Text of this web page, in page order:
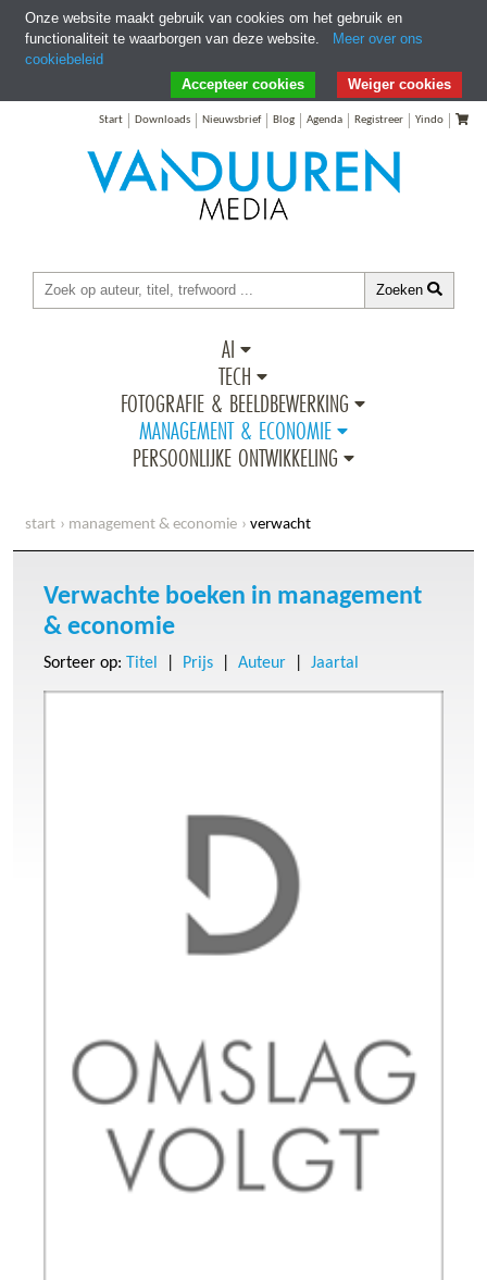
Ga direct naar Zoeken
Ga direct naar Inhoud
Start Downloads Nieuwsbrief Blog Agenda Registreer Yindo
Zoeken
AI
TECH
FOTOGRAFIE & BEELDBEWERKING
MANAGEMENT & ECONOMIE
PERSOONLIJKE ONTWIKKELING
start management & economie verwacht
Verwachte boeken in management
& economie
Sorteer op: Titel Prijs Auteur Jaartal
Onze website maakt gebruik van cookies om het gebruik en
functionaliteit te waarborgen van deze website.
Meer over ons
cookiebeleid
Weiger cookies
Accepteer cookies